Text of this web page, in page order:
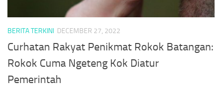
BERITA TERKINI DECEMBER 27, 2022
Curhatan Rakyat Penikmat Rokok Batangan:
Rokok Cuma Ngeteng Kok Diatur
Pemerintah